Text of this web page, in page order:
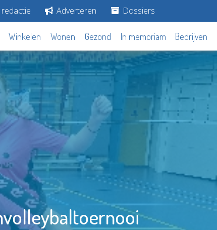
Adverteren Dossiers
Winkelen Wonen Gezond In memoriam Bedrijven